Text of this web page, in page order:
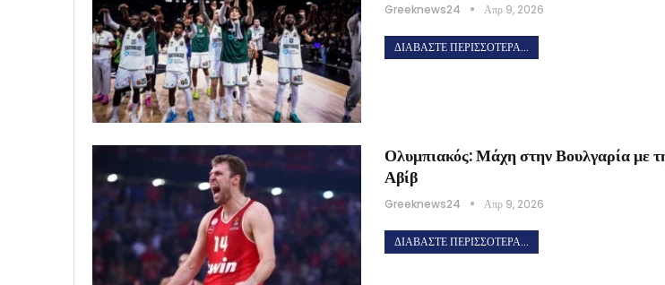
Greeknews24 Απρ 9, 2026
ΔΙΑΒΆΣΤΕ ΠΕΡΙΣΣΌΤΕΡΑ...
Ολυμπιακός: Μάχη στην Βουλγαρία με
Αβίβ
Greeknews24 Απρ 9, 2026
ΔΙΑΒΆΣΤΕ ΠΕΡΙΣΣΌΤΕΡΑ...